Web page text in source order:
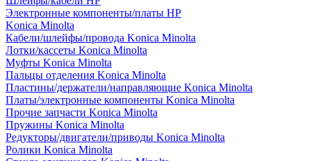
Электронные компоненты/платы HP
Konica Minolta
Кабели/шлейфы/провода Konica Minolta
Лотки/кассеты Konica Minolta
Муфты Konica Minolta
Пальцы отделения Konica Minolta
Пластины/держатели/направляющие Konica Minolta
Платы/электронные компоненты Konica Minolta
Прочие запчасти Konica Minolta
Пружины Konica Minolta
Редукторы/двигатели/приводы Konica Minolta
Ролики Konica Minolta